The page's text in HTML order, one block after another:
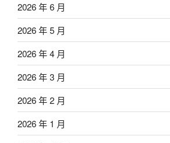
2026 年 6 月
2026 年 5 月
2026 年 4 月
2026 年 3 月
2026 年 2 月
2026 年 1 月